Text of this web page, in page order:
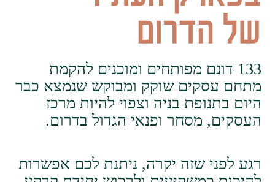
133 דונם מפותחים ומוכנים להקמת
מתחם עסקים שוקק ומבוקש שנמצא כבר
היום בתנופת בניה וצפוי להיות מרכז
העסקים, מסחר ופנאי הגדול בדרום.
רגע לפני שזה יקרה, ניתנת לכם אפשרות